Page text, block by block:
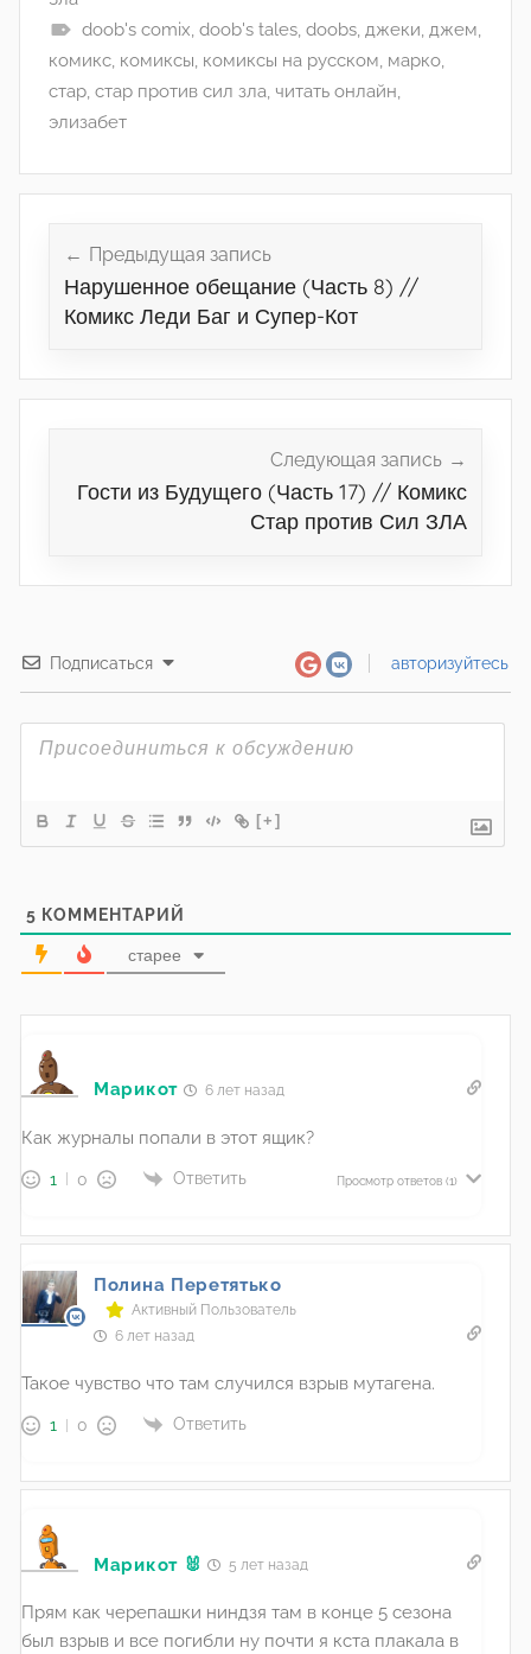
doob's comix, doob's tales, doobs, джеки, джем,
комикс, комиксы, комиксы на русском, марко,
стар, стар против сил зла, читать онлайн,
элизабет
записям
Предыдущая запись
Нарушенное обещание (Часть 8) //
Комикс Леди Баг и Супер-Кот
Следующая запись
Гости из Будущего (Часть 17) // Комикс
Стар против Сил ЗЛА
Подписаться авторизуйтесь
[+]
5 КОММЕНТАРИЙ
старее
Марикот 6 лет назад
Как журналы попали в этот ящик?
1 0 Ответить Просмотр ответов (1)
Полина Перетятько
Активный Пользователь
6 лет назад
Такое чувство что там случился взрыв мутагена.
1 0 Ответить
Марикот 🐰 5 лет назад
Прям как черепашки ниндзя там в конце 5 сезона
был взрыв и все погибли ну почти я кста плакала в